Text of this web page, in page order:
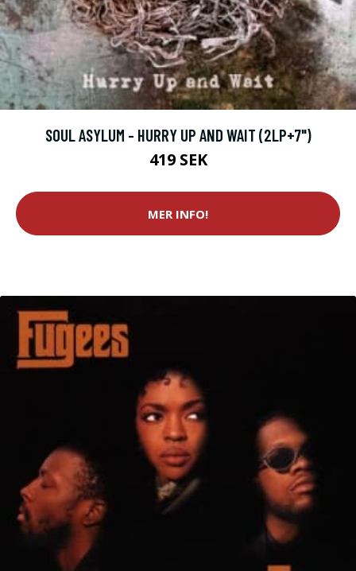
SOUL ASYLUM - HURRY UP AND WAIT (2LP+7")
419 SEK
MER INFO!